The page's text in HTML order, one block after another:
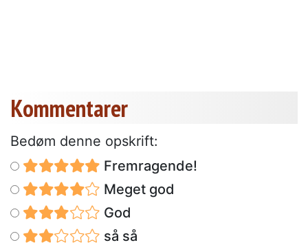
Kommentarer
Bedøm denne opskrift:
Fremragende!
Meget god
God
så så